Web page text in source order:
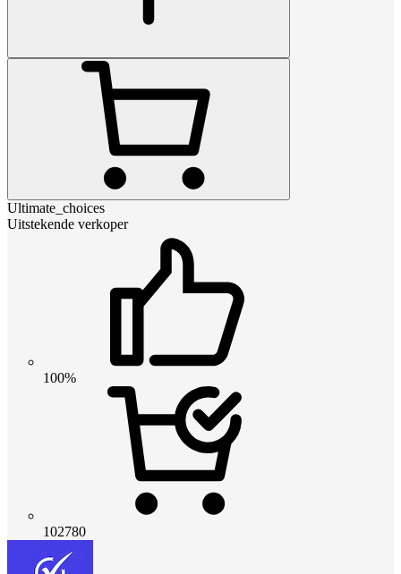
Ultimate_choices
Uitstekende verkoper
100%
102780